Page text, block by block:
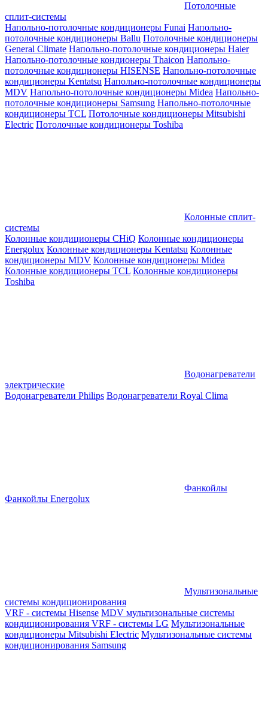
Потолочные
сплит-системы
Напольно-потолочные кондиционеры Funai Напольно-
потолочные кондиционеры Ballu Потолочные кондиционеры
General Climate Напольно-потолочные кондиционеры Haier
Напольно-потолочные кондионеры Thaicon Напольно-
потолочные кондиционеры HISENSE Напольно-потолочные
кондиционеры Kentatsu Напольно-потолочные кондиционеры
MDV Напольно-потолочные кондиционеры Midea Напольно-
потолочные кондиционеры Samsung Напольно-потолочные
кондиционеры TCL Потолочные кондиционеры Mitsubishi
Electric Потолочные кондиционеры Toshiba
Колонные сплит-
системы
Колонные кондиционеры CHiQ Колонные кондиционеры
Energolux Колонные кондиционеры Kentatsu Колонные
кондиционеры MDV Колонные кондиционеры Midea
Колонные кондиционеры TCL Колонные кондиционеры
Toshiba
Водонагреватели
электрические
Водонагреватели Philips Водонагреватели Royal Clima
Фанкойлы
Фанкойлы Energolux
Мультизональные
системы кондиционирования
VRF - системы Hisense MDV мультизональные системы
кондиционирования VRF - системы LG Мультизональные
кондиционеры Mitsubishi Electric Мультизональные системы
кондиционирования Samsung